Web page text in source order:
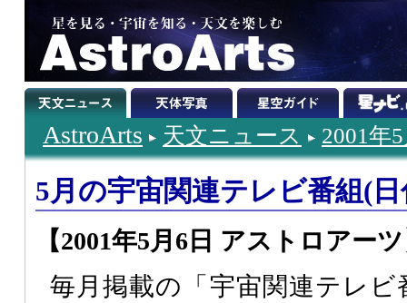
AstroArts 天文ニュース 2001年
5月の宇宙関連テレビ番組(
【2001年5月6日 アストロアー
毎月掲載の「宇宙関連テレビ